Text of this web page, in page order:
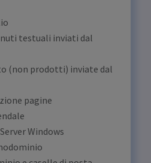
testuali inviati dal
(non prodotti) inviate dal
pagine
Windows